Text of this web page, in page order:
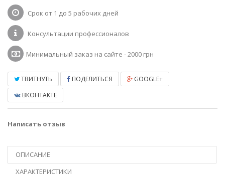
Срок от 1 до 5 рабочих дней
Консультации профессионалов
Минимальный заказ на сайте - 2000 грн
ТВИТНУТЬ ПОДЕЛИТЬСЯ
GOOGLE+
ВКОНТАКТЕ
Написать отзыв
ОПИСАНИЕ
ХАРАКТЕРИСТИКИ